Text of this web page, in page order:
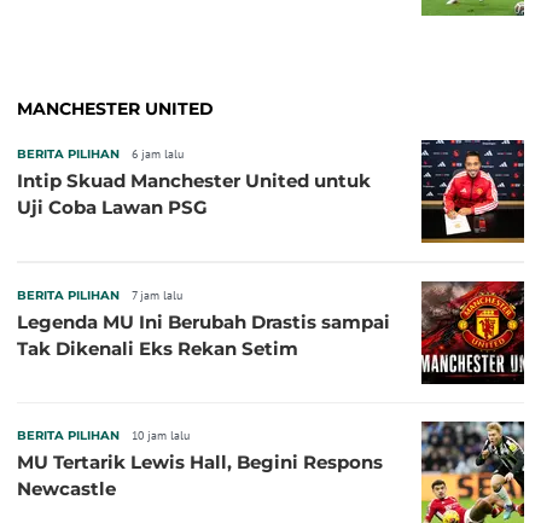
MANCHESTER UNITED
BERITA PILIHAN 6 jam lalu
Intip Skuad Manchester United untuk
Uji Coba Lawan PSG
BERITA PILIHAN 7 jam lalu
Legenda MU Ini Berubah Drastis sampai
Tak Dikenali Eks Rekan Setim
BERITA PILIHAN 10 jam lalu
MU Tertarik Lewis Hall, Begini Respons
Newcastle